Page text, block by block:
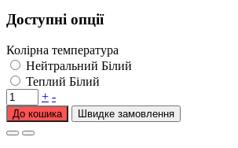
Доступні опції
Колірна температура
Нейтральний Білий
Теплий Білий
+ -
До кошика